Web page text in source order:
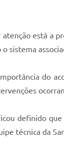
está a
sistema
do
definido
técnica da